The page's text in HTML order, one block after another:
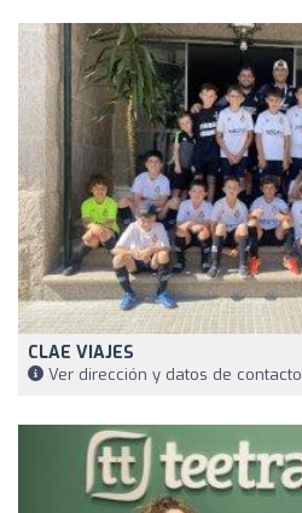
CLAE VIAJES
Ver dirección y datos de contacto